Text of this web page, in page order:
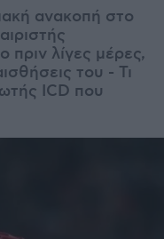
ανακοπή στο
λίγες μέρες,
του - Τι
ICD που